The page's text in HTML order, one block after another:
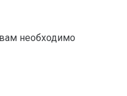
необходимо